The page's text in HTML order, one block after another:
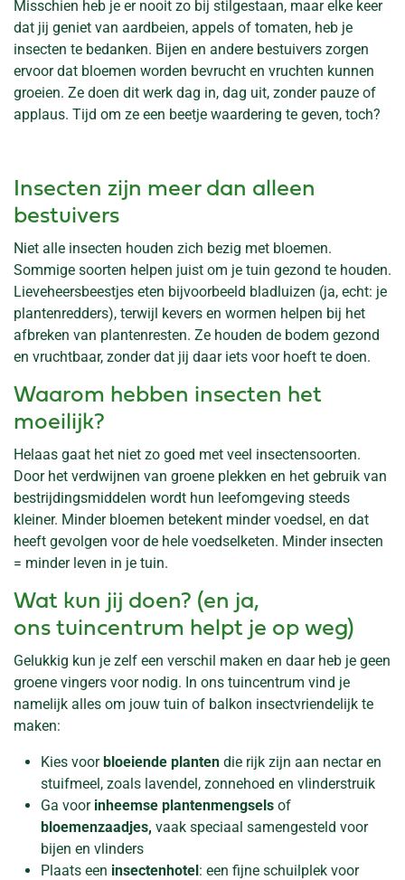
Misschien heb je er nooit zo bij stilgestaan, maar elke keer
dat jij geniet van aardbeien, appels of tomaten, heb je
insecten te bedanken. Bijen en andere bestuivers zorgen
ervoor dat bloemen worden bevrucht en vruchten kunnen
groeien. Ze doen dit werk dag in, dag uit, zonder pauze of
applaus. Tijd om ze een beetje waardering te geven, toch?
Insecten zijn meer dan alleen
bestuivers
Niet alle insecten houden zich bezig met bloemen.
Sommige soorten helpen juist om je tuin gezond te houden.
Lieveheersbeestjes eten bijvoorbeeld bladluizen (ja, echt: je
plantenredders), terwijl kevers en wormen helpen bij het
afbreken van plantenresten. Ze houden de bodem gezond
en vruchtbaar, zonder dat jij daar iets voor hoeft te doen.
Waarom hebben insecten het
moeilijk?
Helaas gaat het niet zo goed met veel insectensoorten.
Door het verdwijnen van groene plekken en het gebruik van
bestrijdingsmiddelen wordt hun leefomgeving steeds
kleiner. Minder bloemen betekent minder voedsel, en dat
heeft gevolgen voor de hele voedselketen. Minder insecten
= minder leven in je tuin.
Wat kun jij doen? (en ja,
ons tuincentrum helpt je op weg)
Gelukkig kun je zelf een verschil maken en daar heb je geen
groene vingers voor nodig. In ons tuincentrum vind je
namelijk alles om jouw tuin of balkon insectvriendelijk te
maken:
Kies voorbloeiende planten die rijk zijn aan nectar en
stuifmeel, zoals lavendel, zonnehoed en vlinderstruik
Ga voor inheemse plantenmengsels of
bloemenzaadjes, vaak speciaal samengesteld voor
bijen en vlinders
Plaats een insectenhotel: een fijne schuilplek voor